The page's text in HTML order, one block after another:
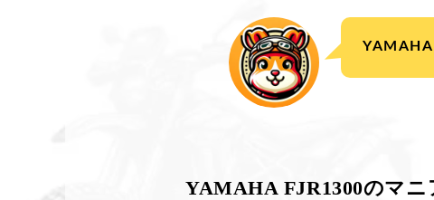
YAMAHA
YAMAHA FJR1300のマニ